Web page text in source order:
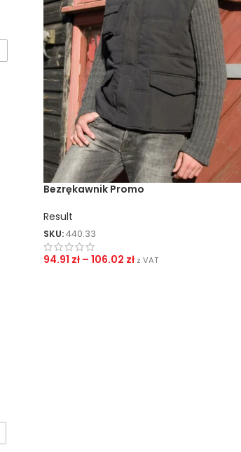
Bezrękawnik Promo
Result
SKU:440.33
94.91 zł – 106.02 zł z VAT